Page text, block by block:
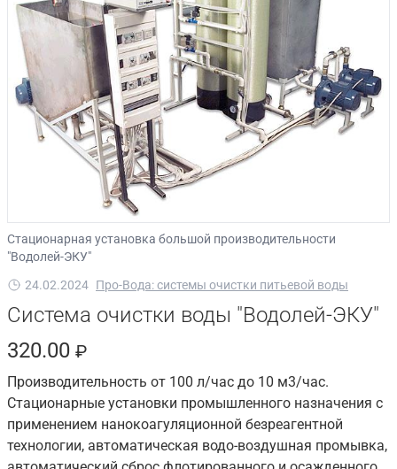
Стационарная установка большой производительности
"Водолей-ЭКУ"
24.02.2024 Про-Вода: системы очистки питьевой воды
Система очистки воды "Водолей-ЭКУ"
320.00 ₽
Производительность от 100 л/час до 10 м3/час.
Стационарные установки промышленного назначения с
применением нанокоагуляционной безреагентной
технологии, автоматическая водо-воздушная промывка,